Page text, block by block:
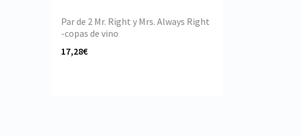
Par de 2 Mr. Right y Mrs. Always Right
-copas de vino
17,28€